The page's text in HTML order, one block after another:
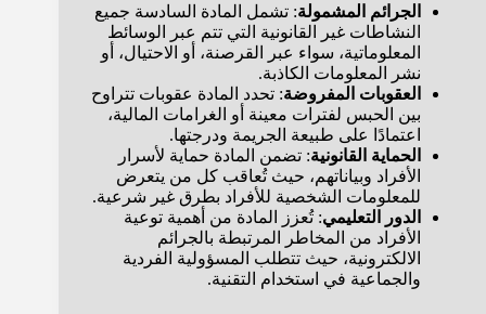
الجرائم المشمولة: تشمل المادة السادسة جميع
النشاطات غير القانونية التي تتم عبر الوسائط
المعلوماتية، سواء عبر القرصنة، أو الاحتيال، أو
نشر المعلومات الكاذبة.
العقوبات المفروضة: تحدد المادة عقوبات تتراوح
بين الحبس لفترات معينة أو الغرامات المالية،
اعتمادًا على طبيعة الجريمة ودرجتها.
الحماية القانونية: تضمن المادة حماية لأسرار
الأفراد وبياناتهم، حيث تُعاقب كل من يتعرض
للمعلومات الشخصية للأفراد بطرق غير شرعية.
الدور التعليمي: تُعزز المادة من أهمية توعية
الأفراد من المخاطر المرتبطة بالجرائم
الالكترونية، حيث تتطلب المسؤولية الفردية
والجماعية في استخدام التقنية.